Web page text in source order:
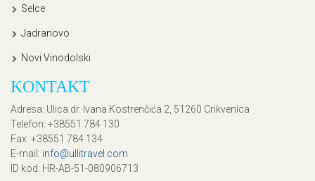
Selce
Jadranovo
Novi Vinodolski
KONTAKT
Adresa: Ulica dr. Ivana Kostrenčića 2, 51260 Crikvenica
Telefon: +38551 784 130
Fax: +38551 784 134
E-mail : info@ullitravel.com
ID kod: HR-AB-51-080906713